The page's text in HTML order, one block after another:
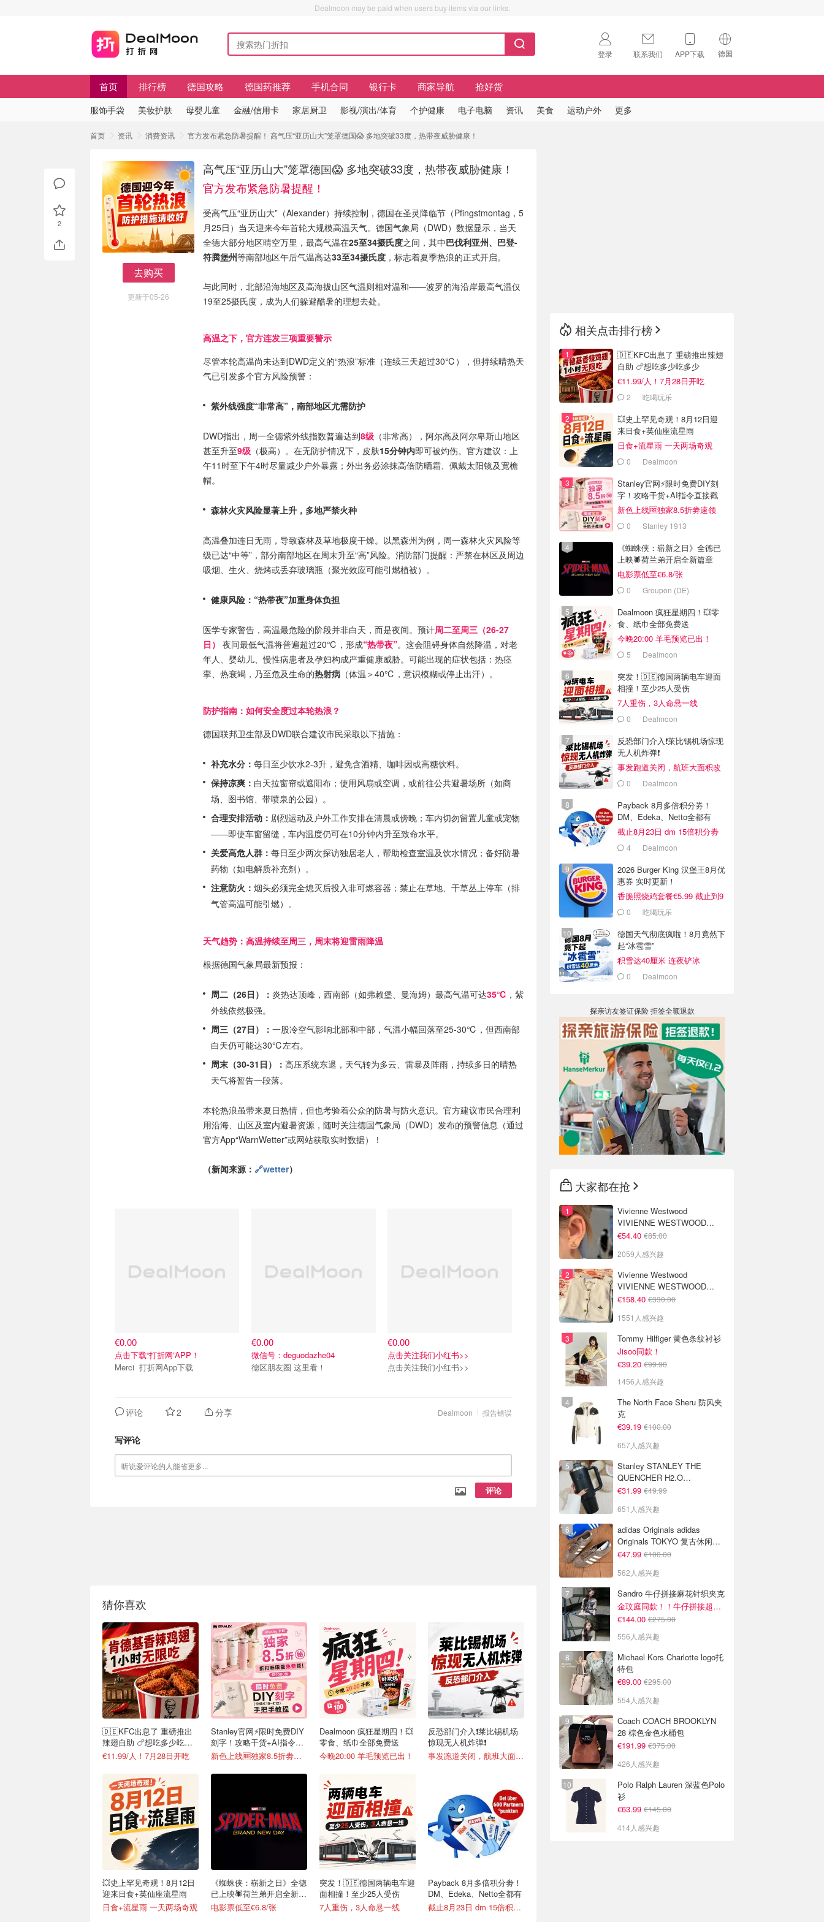
Dealmoon may be paid when users buy items via our links.
登录 联系我们 APP下载 德国
🇺🇸
首页 排行榜 德国攻略 德国药推荐 手机合同 银行卡 商家导航 抢好货
服饰手袋 美妆护肤 母婴儿童 金融/信用卡 家居厨卫 影视/演出/体育 个护健康 电子电脑 资讯 美食 运动户外 更多
首页 资讯 消费资讯 官方发布紧急防暑提醒！ 高气压“亚历山大”笼罩德国😱 多地突破33度，热带夜威胁健康！
去购买
更新于05-26
高气压“亚历山大”笼罩德国😱 多地突破33度，热带夜威胁健康！
官方发布紧急防暑提醒！
受高气压“亚历山大”（Alexander）持续控制，德国在圣灵降临节（Pfingstmontag，5
月25日）当天迎来今年首轮大规模高温天气。德国气象局（DWD）数据显示，当天
全德大部分地区晴空万里，最高气温在25至34摄氏度之间，其中巴伐利亚州、巴登-
符腾堡州等南部地区午后气温高达33至34摄氏度 ，标志着夏季热浪的正式开启。
与此同时，北部沿海地区及高海拔山区气温则相对温和——波罗的海沿岸最高气温仅
19至25摄氏度，成为人们躲避酷暑的理想去处。
高温之下，官方连发三项重要警示
尽管本轮高温尚未达到DWD定义的“热浪”标准（连续三天超过30℃），但持续晴热天
气已引发多个官方风险预警：
紫外线强度“非常高”，南部地区尤需防护
DWD指出，周一全德紫外线指数普遍达到8级 （非常高），阿尔高及阿尔卑斯山地区
甚至升至9级 （极高）。在无防护情况下，皮肤15分钟内即可被灼伤。官方建议：上
午11时至下午4时尽量减少户外暴露；外出务必涂抹高倍防晒霜、佩戴太阳镜及宽檐
帽。
森林火灾风险显著上升，多地严禁火种
高温叠加连日无雨，导致森林及草地极度干燥。以黑森州为例，周一森林火灾风险等
级已达“中等”，部分南部地区在周末升至“高”风险。消防部门提醒：严禁在林区及周边
吸烟、生火、烧烤或丢弃玻璃瓶（聚光效应可能引燃植被）。
健康风险：“热带夜”加重身体负担
医学专家警告，高温最危险的阶段并非白天，而是夜间。预计周二至周三（26-27
日） 夜间最低气温将普遍超过20℃，形成“热带夜”。这会阻碍身体自然降温，对老
年人、婴幼儿、慢性病患者及孕妇构成严重健康威胁。可能出现的症状包括：热痉
挛、热衰竭，乃至危及生命的热射病 （体温＞40℃，意识模糊或停止出汗）。
防护指南：如何安全度过本轮热浪？
德国联邦卫生部及DWD联合建议市民采取以下措施：
补充水分： 每日至少饮水2-3升，避免含酒精、咖啡因或高糖饮料。
保持凉爽： 白天拉窗帘或遮阳布；使用风扇或空调，或前往公共避暑场所（如商
场、图书馆、带喷泉的公园）。
合理安排活动： 剧烈运动及户外工作安排在清晨或傍晚；车内切勿留置儿童或宠物
——即使车窗留缝，车内温度仍可在10分钟内升至致命水平。
关爱高危人群： 每日至少两次探访独居老人，帮助检查室温及饮水情况；备好防暑
药物（如电解质补充剂）。
注意防火： 烟头必须完全熄灭后投入非可燃容器；禁止在草地、干草丛上停车（排
气管高温可能引燃）。
天气趋势：高温持续至周三，周末将迎雷雨降温
根据德国气象局最新预报：
周二（26日）： 炎热达顶峰，西南部（如弗赖堡、曼海姆）最高气温可达35℃ ，紫
外线依然极强。
周三（27日）： 一股冷空气影响北部和中部，气温小幅回落至25-30℃，但西南部
白天仍可能达30℃左右。
周末（30-31日）： 高压系统东退，天气转为多云、雷暴及阵雨，持续多日的晴热
天气将暂告一段落。
本轮热浪虽带来夏日热情，但也考验着公众的防暑与防火意识。官方建议市民合理利
用沿海、山区及室内避暑资源，随时关注德国气象局（DWD）发布的预警信息（通过
官方App“WarnWetter”或网站获取实时数据）！
（新闻来源： 🔗wetter）
€0.00
点击下载“打折网”APP！
Merci 打折网App下载
€0.00
微信号：deguodazhe04
德区朋友圈 这里看！
€0.00
点击关注我们小红书>>
点击关注我们小红书>>
报告错误
Dealmoon
评论 2 分享
写评论
评论
猜你喜欢
🇩🇪KFC出息了 重磅推出
辣翅自助 🍗想吃多少吃多
少
€11.99/人！7月28日开吃
💥史上罕见奇观！8月12日
迎来日食+英仙座流星雨
日食+流星雨 一天两场奇观
Stanley官网⚡️限时免费DIY
刻字！攻略干货+AI指令直
接戳
新色上线🆓独家8.5折劵速领
《蜘蛛侠：崭新之日》全德
已上映🕷️荷兰弟开启全新篇
章
电影票低至€6.8/张
Dealmoon 疯狂星期四！💥
零食、纸巾全部免费送
今晚20:00 羊毛预览已出！
突发！🇩🇪德国两辆电车迎
面相撞！至少25人受伤
7人重伤，3人命悬一线
反恐部门介入❗️莱比锡机场
惊现无人机炸弹❗️
事发跑道关闭，航班大面积改道
Payback 8月多倍积分劵！
DM、Edeka、Netto全都有
截止8月23日 dm 15倍积分劵
2
相关点击排行榜
🇩🇪KFC出息了 重磅推出辣翅
自助 🍗想吃多少吃多少
€11.99/人！7月28日开吃
2 吃喝玩乐
💥史上罕见奇观！8月12日迎
来日食+英仙座流星雨
日食+流星雨 一天两场奇观
0 Dealmoon
Stanley官网⚡️限时免费DIY刻
字！攻略干货+AI指令直接戳
新色上线🆓独家8.5折劵速领
0 Stanley 1913
《蜘蛛侠：崭新之日》全德已
上映🕷️荷兰弟开启全新篇章
电影票低至€6.8/张
0 Groupon (DE)
Dealmoon 疯狂星期四！💥零
食、纸巾全部免费送
今晚20:00 羊毛预览已出！
5 Dealmoon
突发！🇩🇪德国两辆电车迎面
相撞！至少25人受伤
7人重伤，3人命悬一线
0 Dealmoon
反恐部门介入❗️莱比锡机场惊现
无人机炸弹❗️
事发跑道关闭，航班大面积改
道 0 Dealmoon
Payback 8月多倍积分劵！
DM、Edeka、Netto全都有
截止8月23日 dm 15倍积分劵
4 Dealmoon
2026 Burger King 汉堡王8月优
惠券 实时更新！
香脆照烧鸡套餐€5.99 截止到9
月4日
0 吃喝玩乐
德国天气彻底疯啦！8月竟然下
起“冰雹雪”
积雪达40厘米 连夜铲冰
0 Dealmoon
探亲访友签证保险 拒签全额退款
大家都在抢
Vivienne Westwood
VIVIENNE WESTWOOD
Nano Solitaire 耳环
€54.40 €85.00
2059人感兴趣
Vivienne Westwood
VIVIENNE WESTWOOD
'Bea' 短款开衫
€158.40 €330.00
1551人感兴趣
Tommy Hilfiger 黄色条纹衬衫
Jisoo同款！
€39.20 €99.90
1456人感兴趣
The North Face Sheru 防风夹
克
€39.19 €100.00
657人感兴趣
Stanley STANLEY THE
QUENCHER H2.O
FLOWSTATE 保温杯 1.18L 黑
€31.99 €49.99
651人感兴趣
adidas Originals adidas
Originals TOKYO 复古休闲鞋
深棕色
€47.99 €100.00
562人感兴趣
Sandro 牛仔拼接麻花针织夹克
金玟庭同款！！牛仔拼接超有层次感
€144.00 €275.00
556人感兴趣
Michael Kors Charlotte logo托
特包
€89.00 €295.00
554人感兴趣
Coach COACH BROOKLYN
28 棕色金色水桶包
€191.99 €375.00
426人感兴趣
Polo Ralph Lauren 深蓝色Polo
衫
€63.99 €145.00
414人感兴趣